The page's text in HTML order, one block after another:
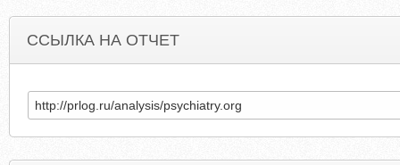
ССЫЛКА НА ОТЧЕТ